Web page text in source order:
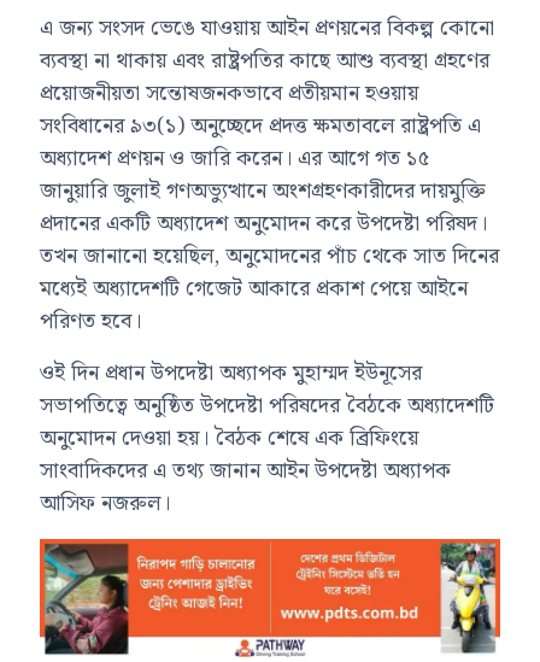
এ জন্য সংসদ ভেঙে যাওয়ায় আইন প্রণয়নের বিকল্প কোনো
ব্যবস্থা না থাকায় এবং রাষ্ট্রপতির কাছে আশু ব্যবস্থা গ্রহণের
প্রয়োজনীয়তা সন্তোষজনকভাবে প্রতীয়মান হওয়ায়
সংবিধানের ৯৩(১) অনুচ্ছেদে প্রদত্ত ক্ষমতাবলে রাষ্ট্রপতি এ
অধ্যাদেশ প্রণয়ন ও জারি করেন। এর আগে গত ১৫
জানুয়ারি জুলাই গণঅভ্যুত্থানে অংশগ্রহণকারীদের দায়মুক্তি
প্রদানের একটি অধ্যাদেশ অনুমোদন করে উপদেষ্টা পরিষদ।
তখন জানানো হয়েছিল, অনুমোদনের পাঁচ থেকে সাত দিনের
মধ্যেই অধ্যাদেশটি গেজেট আকারে প্রকাশ পেয়ে আইনে
পরিণত হবে।
ওই দিন প্রধান উপদেষ্টা অধ্যাপক মুহাম্মদ ইউনূসের
সভাপতিত্বে অনুষ্ঠিত উপদেষ্টা পরিষদের বৈঠকে অধ্যাদেশটি
অনুমোদন দেওয়া হয়। বৈঠক শেষে এক ব্রিফিংয়ে
সাংবাদিকদের এ তথ্য জানান আইন উপদেষ্টা অধ্যাপক
আসিফ নজরুল।